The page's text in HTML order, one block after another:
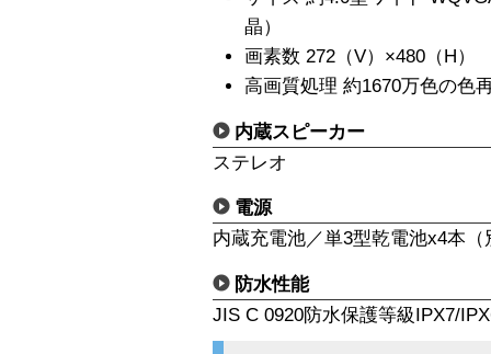
晶）
画素数 272（V）×480（H）
高画質処理 約1670万色の色
内蔵スピーカー
ステレオ
電源
内蔵充電池／単3型乾電池x4本（
防水性能
JIS C 0920防水保護等級IPX7/